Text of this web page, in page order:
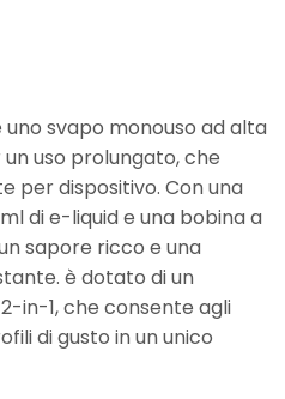
uno svapo monouso ad alta
uso prolungato, che
per dispositivo. Con una
di e-liquid e una bobina a
sapore ricco e una
è dotato di un
in-1, che consente agli
di gusto in un unico